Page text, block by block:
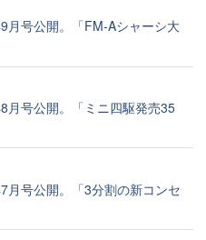
月号公開。「FM-Aシャーシ大
月号公開。「ミニ四駆発売35
月号公開。「3分割の新コンセ